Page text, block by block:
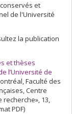
et
de l'Université
la publication
et thèses
l’Université de
Faculté des
Centre
recherche», 13,
PDF)